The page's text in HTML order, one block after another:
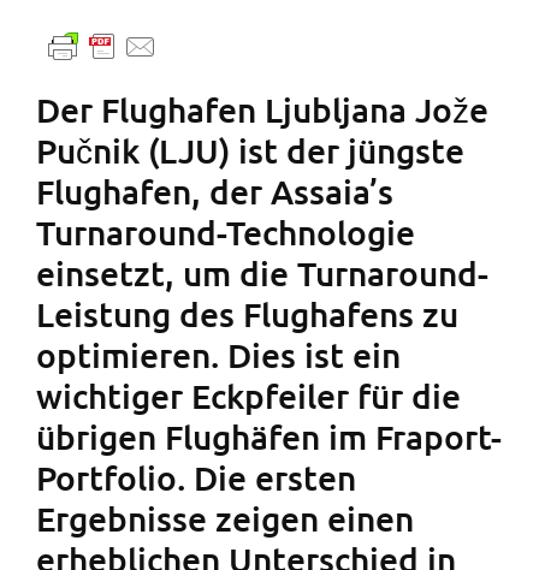
Der Flughafen Ljubljana Jože
Pučnik (LJU) ist der jüngste
Flughafen, der Assaia’s
Turnaround-Technologie
einsetzt, um die Turnaround-
Leistung des Flughafens zu
optimieren. Dies ist ein
wichtiger Eckpfeiler für die
übrigen Flughäfen im Fraport-
Portfolio. Die ersten
Ergebnisse zeigen einen
erheblichen Unterschied in